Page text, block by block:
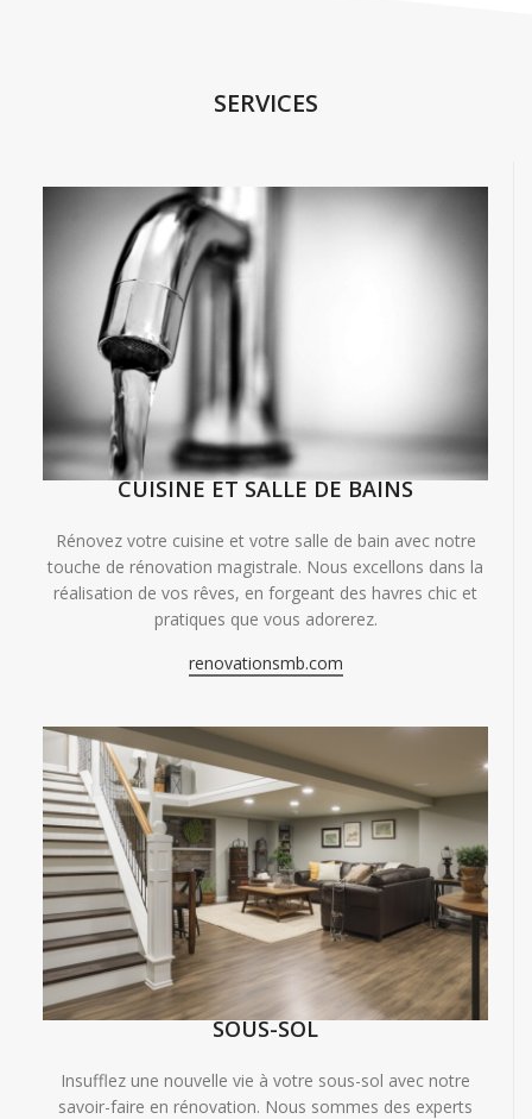
SERVICES
CUISINE ET SALLE DE BAINS
Rénovez votre cuisine et votre salle de bain avec notre
touche de rénovation magistrale. Nous excellons dans la
réalisation de vos rêves, en forgeant des havres chic et
pratiques que vous adorerez.
renovationsmb.com
SOUS-SOL
Insufflez une nouvelle vie à votre sous-sol avec notre
savoir-faire en rénovation. Nous sommes des experts